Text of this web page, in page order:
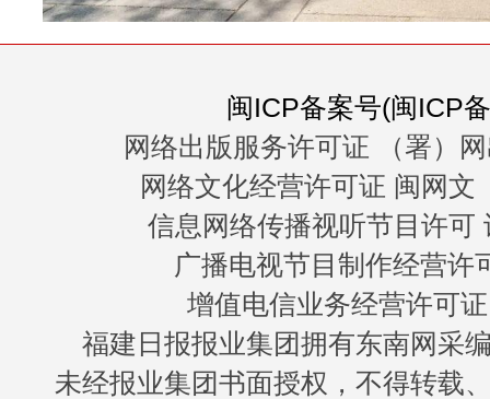
闽ICP备案号(闽ICP
网络出版服务许可证 （署）
网络文化经营许可证 闽网文
信息网络传播视听节目许可
广播电视节目制作经营许
增值电信业务经营许可
福建日报报业集团拥有东南网采
未经报业集团书面授权，不得转载